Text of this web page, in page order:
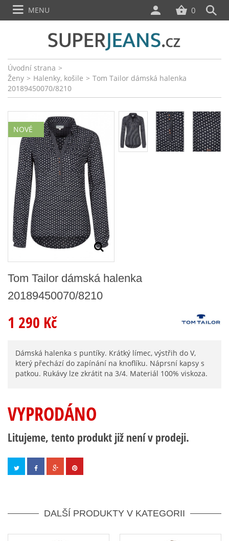
Úvodní strana >
Ženy > Halenky, košile > Tom Tailor dámská halenka
20189450070/8210
NOVÉ
Tom Tailor dámská halenka
20189450070/8210
1 290 Kč
Dámská halenka s puntíky. Krátký límec, výstřih do V,
který přechází do zapínání na knoflíku. Náprsní kapsy s
patkou. Rukávy lze zkrátit na 3/4. Materiál 100% viskoza.
VYPRODÁNO
Litujeme, tento produkt již není v prodeji.
DALŠÍ PRODUKTY V KATEGORII
0
MENU